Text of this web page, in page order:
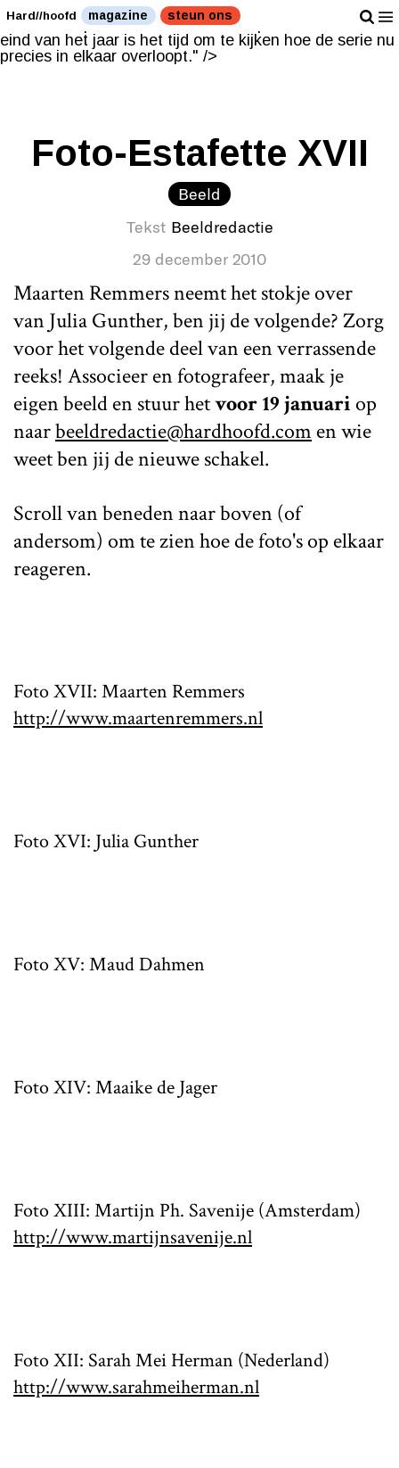
Zo aan het eind van het jaar is het tijd om te kijken hoe
de serie nu precies in elkaar overloopt." />
Zo aan het
eind van het jaar is het tijd om te kijken hoe de serie nu
precies in elkaar overloopt." />
Hard//hoofd magazine steun ons
Foto-Estafette XVII
Beeld
Tekst Beeldredactie
29 december 2010
Maarten Remmers neemt het stokje over
van Julia Gunther, ben jij de volgende? Zorg
voor het volgende deel van een verrassende
reeks! Associeer en fotografeer, maak je
eigen beeld en stuur hetvoor 19 januari op
naarbeeldredactie@hardhoofd.comen wie
weet ben jij de nieuwe schakel.
Scroll van beneden naar boven (of
andersom) om te zien hoe de foto's op elkaar
reageren.
Foto XVII: Maarten Remmers
http://www.maartenremmers.nl
Foto XVI: Julia Gunther
Foto XV: Maud Dahmen
Foto XIV: Maaike de Jager
Foto XIII: Martijn Ph. Savenije (Amsterdam)
http://www.martijnsavenije.nl
Foto XII: Sarah Mei Herman (Nederland)
http://www.sarahmeiherman.nl